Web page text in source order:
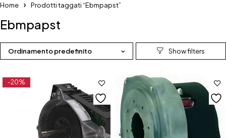
Home Prodotti taggati “Ebmpapst”
Ebmpapst
Ordinamento predefinito
-20%